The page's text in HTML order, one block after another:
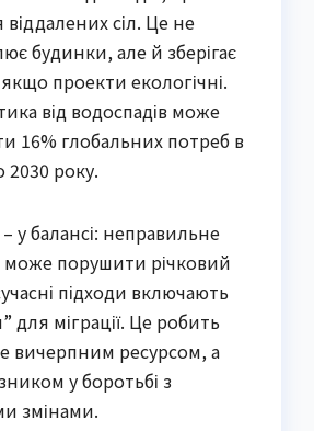
віддалених сіл. Це не
будинки, але й зберігає
проекти екологічні.
від водоспадів може
16% глобальних потреб в
2030 року.
у балансі: неправильне
може порушити річковий
підходи включають
для міграції. Це робить
вичерпним ресурсом, а
у боротьбі з
змінами.